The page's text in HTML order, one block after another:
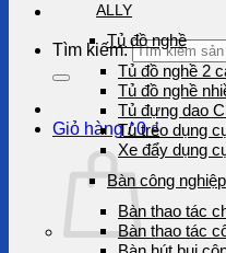
Tìm kiếm:
Giỏ hàng /0₫
ALLY
Tủ đồ nghề
Tủ đồ nghề 2
Tủ đồ nghề
Tủ đựng dao
Tủ treo dụng
Xe đẩy dụng
Bàn công nghiệp
Bàn thao tác
Bàn thao tác